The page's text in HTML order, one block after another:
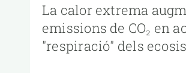
La calor extrema
emissions de CO₂ en
"respiració" dels